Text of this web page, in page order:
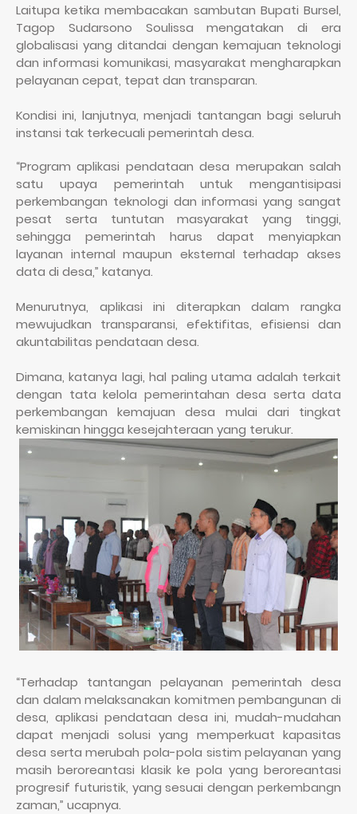
Laitupa ketika membacakan sambutan Bupati Bursel,
Tagop Sudarsono Soulissa mengatakan di era
globalisasi yang ditandai dengan kemajuan teknologi
dan informasi komunikasi, masyarakat mengharapkan
pelayanan cepat, tepat dan transparan.
Kondisi ini, lanjutnya, menjadi tantangan bagi seluruh
instansi tak terkecuali pemerintah desa.
“Program aplikasi pendataan desa merupakan salah
satu upaya pemerintah untuk mengantisipasi
perkembangan teknologi dan informasi yang sangat
pesat serta tuntutan masyarakat yang tinggi,
sehingga pemerintah harus dapat menyiapkan
layanan internal maupun eksternal terhadap akses
data di desa,” katanya.
Menurutnya, aplikasi ini diterapkan dalam rangka
mewujudkan transparansi, efektifitas, efisiensi dan
akuntabilitas pendataan desa.
Dimana, katanya lagi, hal paling utama adalah terkait
dengan tata kelola pemerintahan desa serta data
perkembangan kemajuan desa mulai dari tingkat
kemiskinan hingga kesejahteraan yang terukur.
“Terhadap tantangan pelayanan pemerintah desa
dan dalam melaksanakan komitmen pembangunan di
desa, aplikasi pendataan desa ini, mudah-mudahan
dapat menjadi solusi yang memperkuat kapasitas
desa serta merubah pola-pola sistim pelayanan yang
masih beroreantasi klasik ke pola yang beroreantasi
progresif futuristik, yang sesuai dengan perkembangn
zaman,” ucapnya.